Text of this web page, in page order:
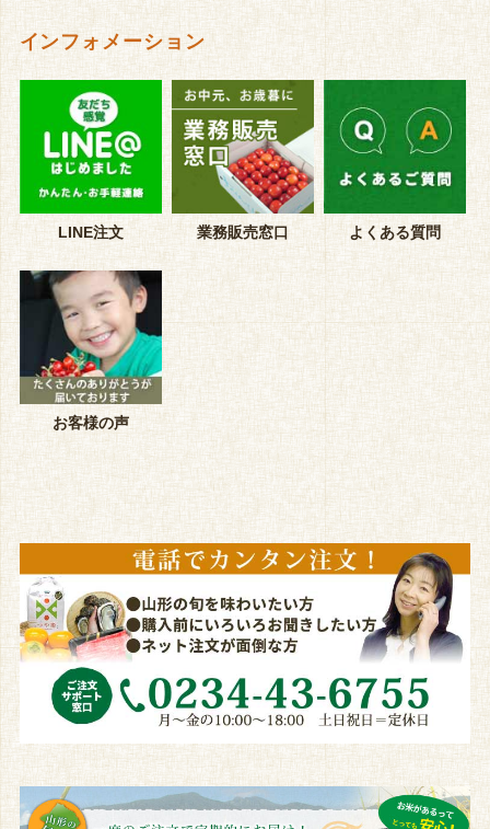
インフォメーション
LINE注文 業務販売窓口 よくある質問
お客様の声